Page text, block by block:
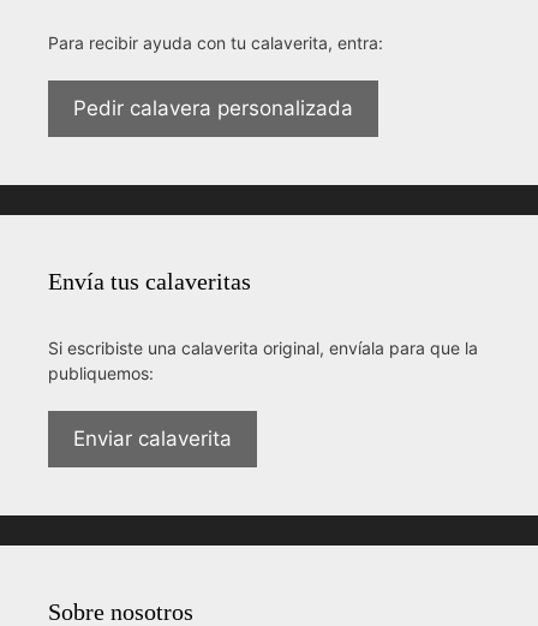
Para recibir ayuda con tu calaverita, entra:
Pedir calavera personalizada
Envía tus calaveritas
Si escribiste una calaverita original, envíala para que la
publiquemos:
Enviar calaverita
Sobre nosotros